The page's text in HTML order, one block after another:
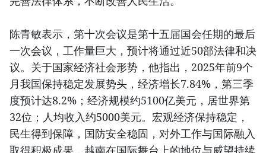
陈青敏表示，第十次会议是第十五届国会任期的最后
一次会议，工作量巨大，预计将通过近50部法律和决
议。关于国家经济社会形势，他指出，2025年前9个
月我国保持稳定发展势头，经济增长7.84%，第三季
度预计达8.2%；经济规模约5100亿美元，居世界第
32位；人均收入约5000美元。宏观经济保持稳定，
民生得到保障，国防安全稳固，对外工作与国际融入
取得积极成果，越南在国际舞台上的地位与威望持续